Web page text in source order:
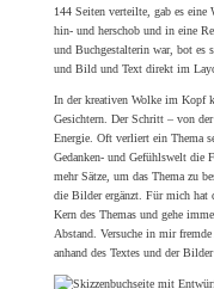
144 Seiten verteilte, gab es
hin- und herschob und in eine
und Buchgestalterin war, bot es
und Bild und Text direkt im
In der kreativen Wolke im Kopf
Gesichtern. Der Schritt – von
Energie. Oft verliert ein Thema
Gedanken- und Gefühlswelt die
mehr Sätze, um das Thema zu
die Bilder ergänzt. Für mich hat
Kern des Themas und gehe
Abstand. Versuche in mir
anhand des Textes und der